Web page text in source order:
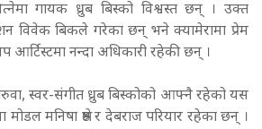
गायक ध्रुब बिस्को विश्वस्त छन् । उक्त
विवेक बिकले गरेका छन् भने क्यामेरामा प्रेम
नन्दा अधिकारी रहेकी छन् ।
स्वर-संगीत ध्रुब बिस्कोको आफ्नै रहेको यस
मनिषा श्रेष्ठ र देबराज परियार रहेका छन् ।